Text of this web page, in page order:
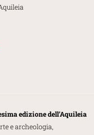
edizione dell’Aquileia
e archeologia,